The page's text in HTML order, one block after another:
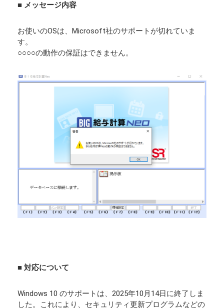
■ メッセージ内容
お使いのOSは、Microsoft社のサポートが切れていま
す。
○○○○の動作の保証はできません。
■ 対応について
Windows 10 のサポートは、2025年10月14日に終了しま
した。これにより、セキュリティ更新プログラムなどの